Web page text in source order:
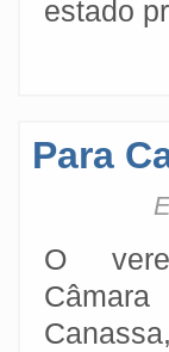
estado
Para
O